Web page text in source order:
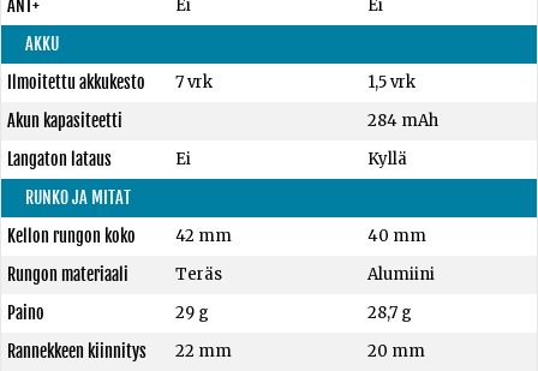
ANT+
Ei
Ei
AKKU
Ilmoitettu akkukesto
7 vrk
1,5 vrk
Akun kapasiteetti
284 mAh
Langaton lataus
Ei
Kyllä
RUNKO JA MITAT
Kellon rungon koko
42 mm
40 mm
Rungon materiaali
Teräs
Alumiini
Paino
29 g
28,7 g
Rannekkeen kiinnitys
22 mm
20 mm